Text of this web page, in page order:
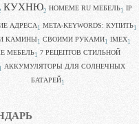
КУХНЮ2 HOMEME RU МЕБЕЛЬ1 IP
АДРЕСА 1 META-KEYWORDS: КУПИТЬ1
КАМИНЫ1 CВОИМИ РУКАМИ1 IMEX1
МЕБЕЛЬ1 7 РЕЦЕПТОВ СТИЛЬНОЙ
АККУМУЛЯТОРЫ ДЛЯ СОЛНЕЧНЫХ
БАТАРЕЙ1